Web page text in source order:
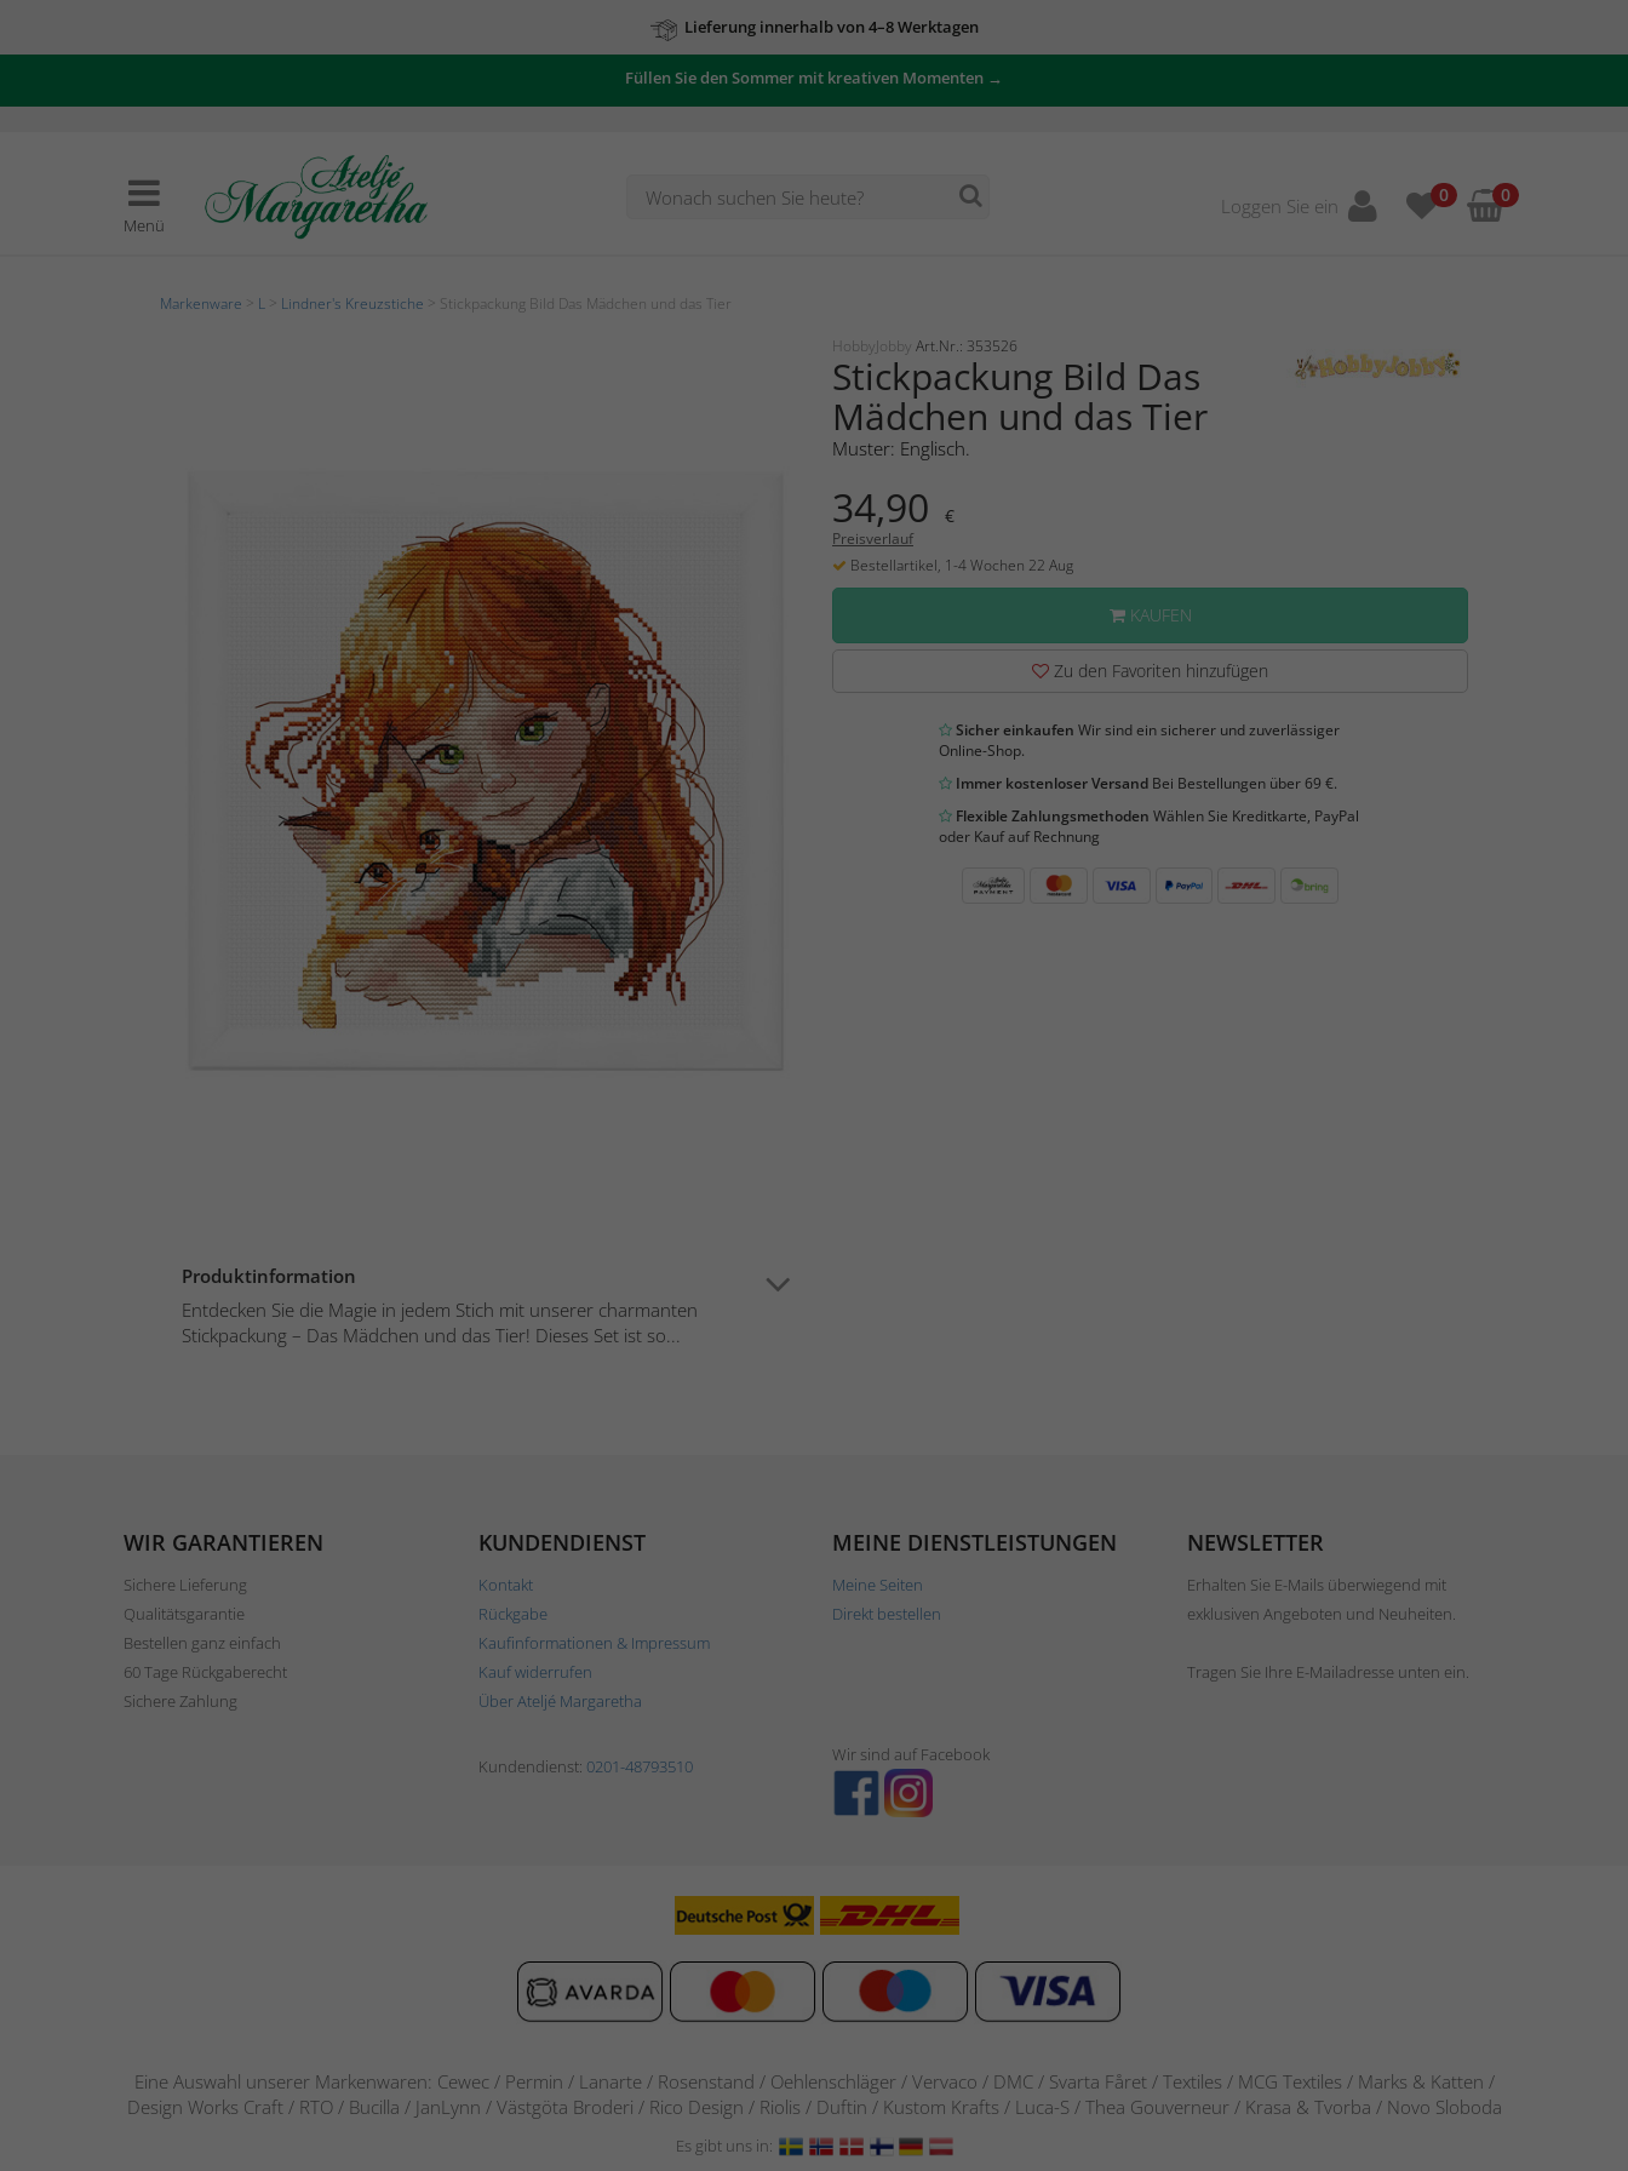
Lieferung innerhalb von 4–8 Werktagen
Füllen Sie den Sommer mit kreativen Momenten →
Menü
Loggen Sie ein 0 0
Markenware L Lindner's Kreuzstiche > Stickpackung Bild Das Mädchen und das Tier
Produktinformation
Entdecken Sie die Magie in jedem Stich mit unserer charmanten
Stickpackung – Das Mädchen und das Tier! Dieses Set ist so...
HobbyJobby Art.Nr.: 353526
Stickpackung Bild Das
Mädchen und das Tier
Muster: Englisch.
34,90 €
Preisverlauf
Bestellartikel, 1-4 Wochen 22 Aug
KAUFEN
Zu den Favoriten hinzufügen
Sicher einkaufen Wir sind ein sicherer und zuverlässiger
Online-Shop.
Immer kostenloser VersandBei Bestellungen über 69 €.
Flexible Zahlungsmethoden Wählen Sie Kreditkarte, PayPal
oder Kauf auf Rechnung
WIR GARANTIEREN
Sichere Lieferung
Qualitätsgarantie
Bestellen ganz einfach
60 Tage Rückgaberecht
Sichere Zahlung
KUNDENDIENST
Kontakt
Rückgabe
Kaufinformationen & Impressum
Kauf widerrufen
Über Ateljé Margaretha
MEINE DIENSTLEISTUNGEN
Meine Seiten
Direkt bestellen
NEWSLETTER
Erhalten Sie E-Mails überwiegend mit
exklusiven Angeboten und Neuheiten.
Tragen Sie Ihre E-Mailadresse unten ein.
Kundendienst: 0201-48793510
Wir sind auf Facebook
Eine Auswahl unserer Markenwaren: Cewec / Permin / Lanarte / Rosenstand / Oehlenschläger / Vervaco / DMC / Svarta Fåret / Textiles / MCG Textiles / Marks & Katten /
Design Works Craft / RTO / Bucilla / JanLynn / Västgöta Broderi / Rico Design / Riolis / Duftin / Kustom Krafts / Luca-S / Thea Gouverneur / Krasa & Tvorba / Novo Sloboda
Es gibt uns in: